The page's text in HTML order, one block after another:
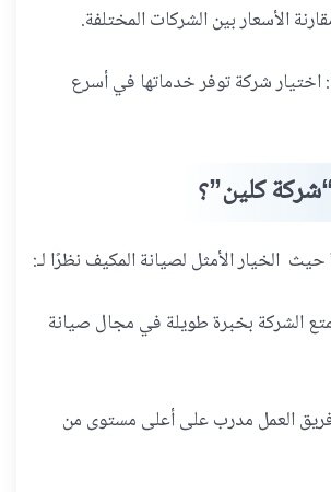
الأسعار بين الشركات المختلفة.
اختيار شركة توفر خدماتها في أسرع
“شركة كلين”؟
الخيار الأمثل لصيانة المكيف نظرًا لـ:
الشركة بخبرة طويلة في مجال صيانة
العمل مدرب على أعلى مستوى من